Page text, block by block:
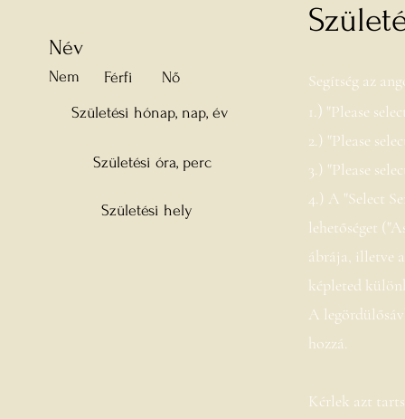
Név
Nem Férfi Nő
Születési hónap, nap, év
Születési óra, perc
Születési hely
Segítség az
1.) "Please
2.) "Please
3.) "Please
4.) A "Select
lehetőséget
ábrája, illetve
képleted
A
hozzá.
Kérlek azt